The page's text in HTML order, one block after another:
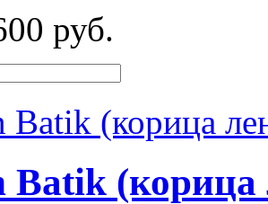
руб.
Batik (корица